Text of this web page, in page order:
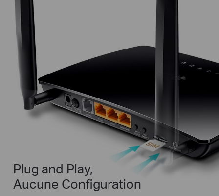
Plug and Play,
Aucune Configuration